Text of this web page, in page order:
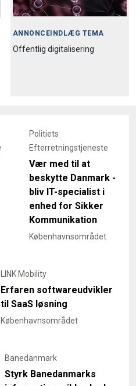
ANNONCEINDLÆG TEMA
Offentlig digitalisering
Politiets
Efterretningstjeneste
Vær med til at
beskytte Danmark -
bliv IT-specialist i
enhed for Sikker
Kommunikation
Københavnsområdet
LINK Mobility
Erfaren softwareudvikler
til SaaS løsning
Københavnsområdet
Banedanmark
Styrk Banedanmarks